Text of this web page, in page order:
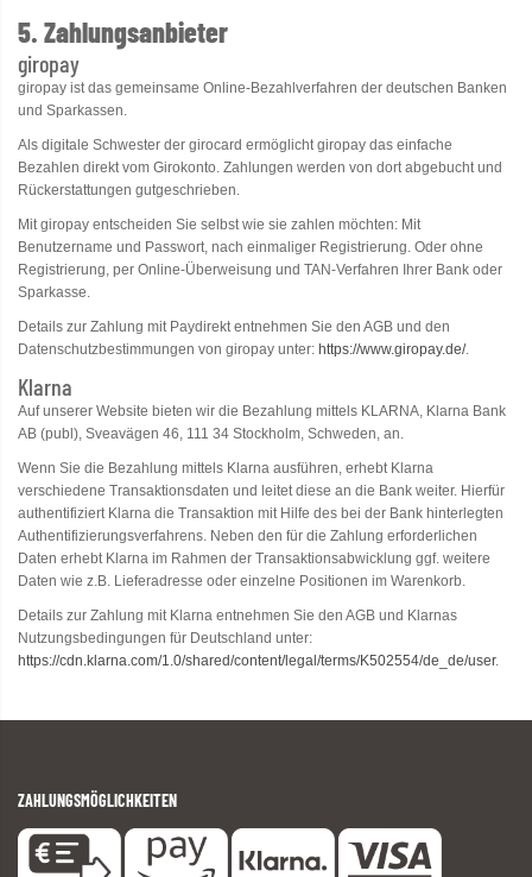
5. Zahlungsanbieter
giropay
giropay ist das gemeinsame Online-Bezahlverfahren der deutschen Banken
und Sparkassen.
Als digitale Schwester der girocard ermöglicht giropay das einfache
Bezahlen direkt vom Girokonto. Zahlungen werden von dort abgebucht und
Rückerstattungen gutgeschrieben.
Mit giropay entscheiden Sie selbst wie sie zahlen möchten: Mit
Benutzername und Passwort, nach einmaliger Registrierung. Oder ohne
Registrierung, per Online-Überweisung und TAN-Verfahren Ihrer Bank oder
Sparkasse.
Details zur Zahlung mit Paydirekt entnehmen Sie den AGB und den
Datenschutzbestimmungen von giropay unter: https://www.giropay.de/.
Klarna
Auf unserer Website bieten wir die Bezahlung mittels KLARNA, Klarna Bank
AB (publ), Sveavägen 46, 111 34 Stockholm, Schweden, an.
Wenn Sie die Bezahlung mittels Klarna ausführen, erhebt Klarna
verschiedene Transaktionsdaten und leitet diese an die Bank weiter. Hierfür
authentifiziert Klarna die Transaktion mit Hilfe des bei der Bank hinterlegten
Authentifizierungsverfahrens. Neben den für die Zahlung erforderlichen
Daten erhebt Klarna im Rahmen der Transaktionsabwicklung ggf. weitere
Daten wie z.B. Lieferadresse oder einzelne Positionen im Warenkorb.
Details zur Zahlung mit Klarna entnehmen Sie den AGB und Klarnas
Nutzungsbedingungen für Deutschland unter:
https://cdn.klarna.com/1.0/shared/content/legal/terms/K502554/de_de/user.
ZAHLUNGSMÖGLICHKEITEN